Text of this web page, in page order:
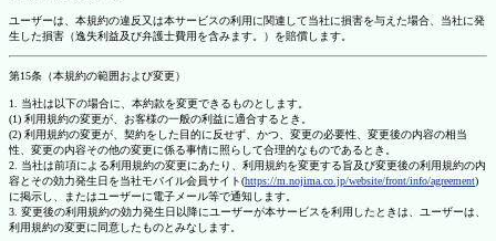
ユーザーは、本規約の違反又は本サービスの利用に関連して当社に損害を与えた場合、当社に発
生した損害（逸失利益及び弁護士費用を含みます。）を賠償します。
第15条（本規約の範囲および変更）
1. 当社は以下の場合に、本約款を変更できるものとします。
(1) 利用規約の変更が、お客様の一般の利益に適合するとき。
(2) 利用規約の変更が、契約をした目的に反せず、かつ、変更の必要性、変更後の内容の相当
性、変更の内容その他の変更に係る事情に照らして合理的なものであるとき。
2. 当社は前項による利用規約の変更にあたり、利用規約を変更する旨及び変更後の利用規約の内
容とその効力発生日を当社モバイル会員サイト(https://m.nojima.co.jp/website/front/info/agreement)
に掲示し、またはユーザーに電子メール等で通知します。
3. 変更後の利用規約の効力発生日以降にユーザーが本サービスを利用したときは、ユーザーは、
利用規約の変更に同意したものとみなします。